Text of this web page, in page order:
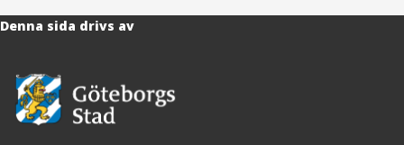
Denna sida drivs av